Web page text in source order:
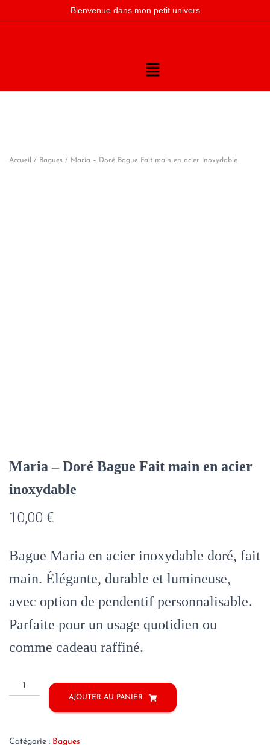
Bienvenue dans mon petit univers
Accueil / Bagues / Maria – Doré Bague Fait main en acier inoxydable
Maria – Doré Bague Fait main en acier
inoxydable
10,00 €
Bague Maria en acier inoxydable doré, fait
main. Élégante, durable et lumineuse,
avec option de pendentif personnalisable.
Parfaite pour un usage quotidien ou
comme cadeau raffiné.
AJOUTER AU PANIER
Catégorie : Bagues